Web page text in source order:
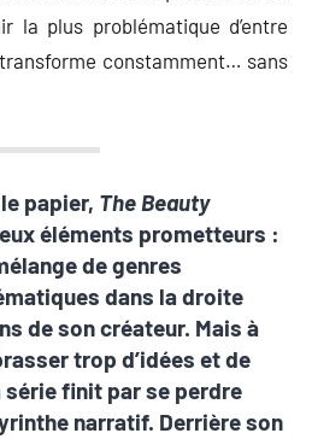
la plus problématique d’entre
constamment… sans
papier, The Beauty
éléments prometteurs :
de genres
dans la droite
de son créateur. Mais à
trop d’idées et de
finit par se perdre
narratif. Derrière son